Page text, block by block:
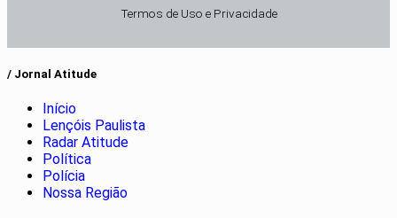
Termos de Uso e Privacidade
/ Jornal Atitude
Início
Lençóis Paulista
Radar Atitude
Política
Polícia
Nossa Região